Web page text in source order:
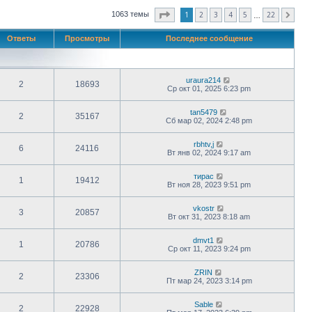
1063 темы Страница из22
1 2 3 4 5 22
Ответы Просмотры Последнее сообщение
2 18693
uraura214
Ср окт 01, 2025 6:23 pm
2 35167
tan5479
Сб мар 02, 2024 2:48 pm
6 24116
rbhtv,j
Вт янв 02, 2024 9:17 am
1 19412
тирас
Вт ноя 28, 2023 9:51 pm
3 20857
vkostr
Вт окт 31, 2023 8:18 am
1 20786
dmvt1
Ср окт 11, 2023 9:24 pm
2 23306
ZRIN
Пт мар 24, 2023 3:14 pm
2 22928
Sable